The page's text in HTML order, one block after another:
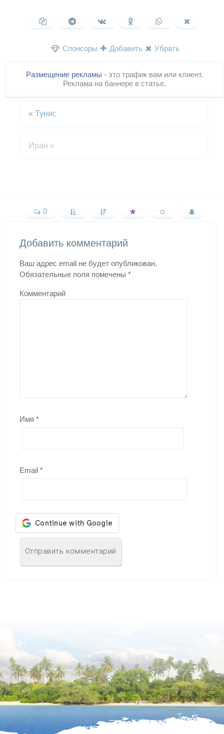
Спонсоры Добавить Убрать
Размещение рекламы - это трафик вам или клиент.
Реклама на баннере в статье.
« Тунис
Иран »
0
Добавить комментарий
Ваш адрес email не будет опубликован.
Обязательные поля помечены *
Комментарий
Имя *
Email *